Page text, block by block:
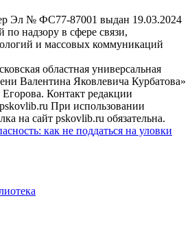
Эл № ФС77-87001 выдан 19.03.2024
надзору в сфере связи,
и массовых коммуникаций
областная универсальная
Валентина Яковлевича Курбатова»
Контакт редакции
При использовании
на сайт pskovlib.ru обязательна.
как не поддаться на уловки